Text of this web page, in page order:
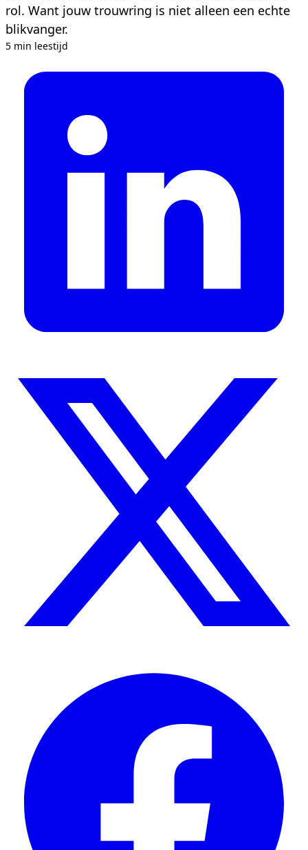
rol. Want jouw trouwring is niet alleen een echte
blikvanger.
5 min leestijd